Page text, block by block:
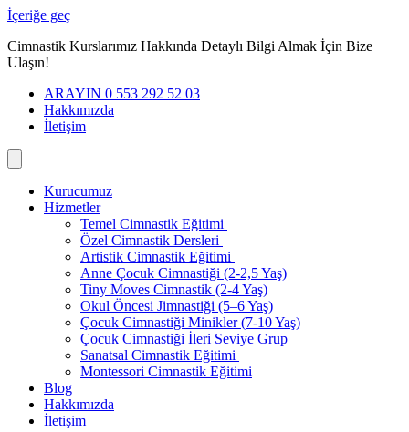
İçeriğe geç
Cimnastik Kurslarımız Hakkında Detaylı Bilgi Almak İçin Bize
Ulaşın!
ARAYIN 0 553 292 52 03
Hakkımızda
İletişim
Kurucumuz
Hizmetler
Temel Cimnastik Eğitimi
Özel Cimnastik Dersleri
Artistik Cimnastik Eğitimi
Anne Çocuk Cimnastiği (2-2,5 Yaş)
Tiny Moves Cimnastik (2-4 Yaş)
Okul Öncesi Jimnastiği (5–6 Yaş)
Çocuk Cimnastiği Minikler (7-10 Yaş)
Çocuk Cimnastiği İleri Seviye Grup
Sanatsal Cimnastik Eğitimi
Montessori Cimnastik Eğitimi
Blog
Hakkımızda
İletişim